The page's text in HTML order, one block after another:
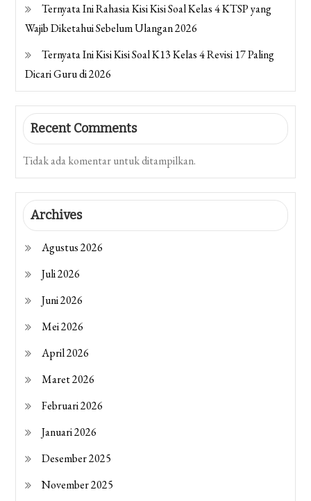
Ternyata Ini Rahasia Kisi Kisi Soal Kelas 4 KTSP yang
Wajib Diketahui Sebelum Ulangan 2026
Ternyata Ini Kisi Kisi Soal K13 Kelas 4 Revisi 17 Paling
Dicari Guru di 2026
Recent Comments
Tidak ada komentar untuk ditampilkan.
Archives
Agustus 2026
Juli 2026
Juni 2026
Mei 2026
April 2026
Maret 2026
Februari 2026
Januari 2026
Desember 2025
November 2025